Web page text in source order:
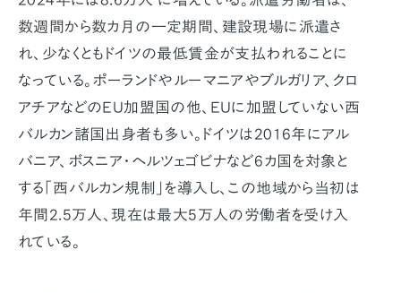
数週間から数カ月の一定期間、建設現場に派遣さ
れ、少なくともドイツの最低賃金が支払われることに
なっている。ポーランドやルーマニアやブルガリア、クロ
アチアなどのEU加盟国の他、EUに加盟していない西
バルカン諸国出身者も多い。ドイツは2016年にアル
バニア、ボスニア・ヘルツェゴビナなど6カ国を対象と
する「西バルカン規制」を導入し、この地域から当初は
年間2.5万人、現在は最大5万人の労働者を受け入
れている。